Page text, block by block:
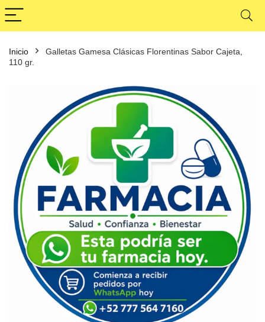
Inicio
Galletas Gamesa Clásicas Florentinas Sabor Cajeta,
110 gr.